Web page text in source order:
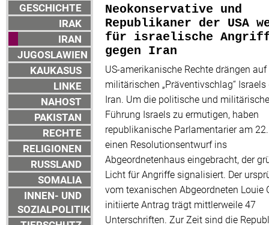
GESCHICHTE
IRAK
IRAN
JUGOSLAWIEN
KAUKASUS
LINKE
NAHOST
PAKISTAN
RECHTE
RELIGIONEN
RUSSLAND
SOMALIA
INNEN- UND
SOZIALPOLITIK
Neokonservative und
Republikaner der USA
für israelische
gegen Iran
US-amerikanische Rechte drängen auf
militärischen „Präventivschlag“ Israels
Iran. Um die politische und militärische
Führung Israels zu ermutigen, haben
republikanische Parlamentarier am
einen Resolutionsentwurf ins
Abgeordnetenhaus eingebracht, der
Licht für Angriffe signalisiert. Der
vom texanischen Abgeordneten Louie
initiierte Antrag trägt mittlerweile 47
Unterschriften. Zur Zeit sind die